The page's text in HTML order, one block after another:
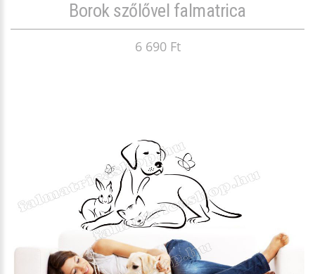
Borok szőlővel falmatrica
6 690 Ft